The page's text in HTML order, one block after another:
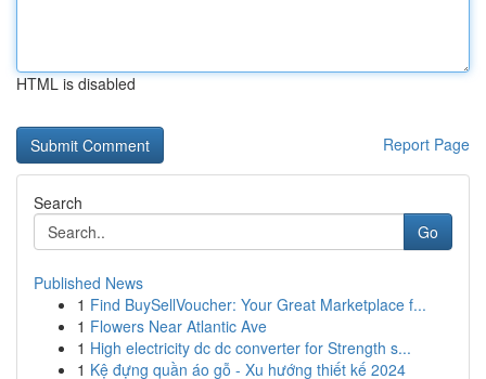
HTML is disabled
Report Page
Search
Go
Published News
1 Find BuySellVoucher: Your Great Marketplace f...
1 Flowers Near Atlantic Ave
1 High electricity dc dc converter for Strength s...
1 Kệ đựng quần áo gỗ - Xu hướng thiết kế 2024